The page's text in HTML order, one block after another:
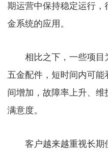
期运营中保持稳定运行
金系统的应用。
相比之下，一些项目
五金配件，短时间内可
间增加，故障率上升、
满意度。
客户越来越重视长期